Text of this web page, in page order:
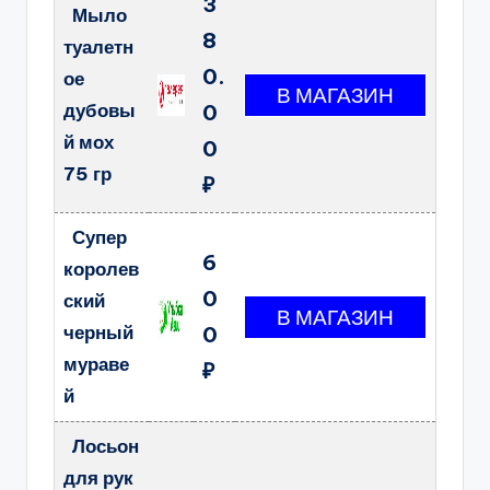
Мыло
туалетн
ое
дубовы
й мох
75 гр
8
0.
0
0
₽
Супер
королев
ский
черный
мураве
й
6
0
0
₽
Лосьон
для рук